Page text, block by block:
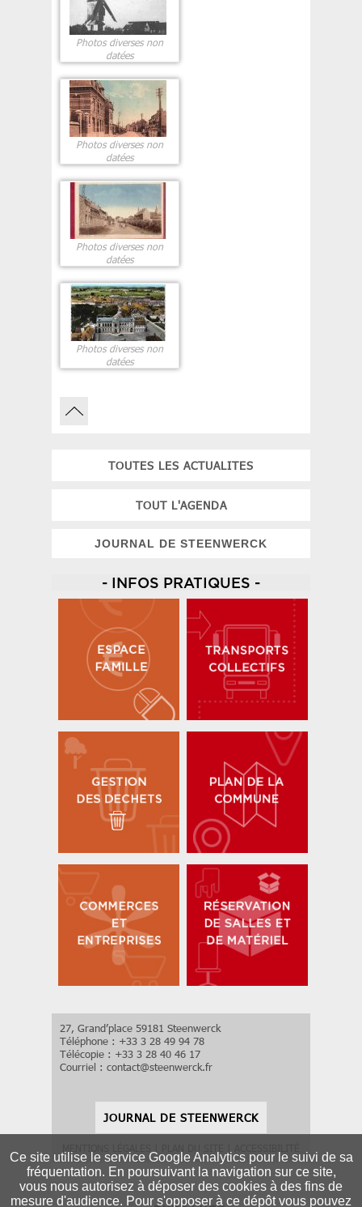
Ce site utilise le service Google Analytics pour le suivi de sa
fréquentation. En poursuivant la navigation sur ce site,
vous nous autorisez à déposer des cookies à des fins de
mesure d'audience. Pour s'opposer à ce dépôt vous pouvez
Photos diverses non
datées
Photos diverses non
datées
Photos diverses non
datées
Photos diverses non
datées
TOUTES LES ACTUALITES
TOUT L'AGENDA
JOURNAL DE STEENWERCK
- INFOS PRATIQUES -
27, Grand’place 59181 Steenwerck
Téléphone : +33 3 28 49 94 78
Télécopie : +33 3 28 40 46 17
Courriel : contact@steenwerck.fr
JOURNAL DE STEENWERCK